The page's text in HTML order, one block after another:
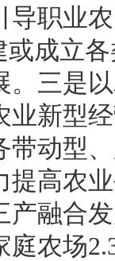
导职业
或成立
。三是
业新型
带动型
提高农
产融合
农场